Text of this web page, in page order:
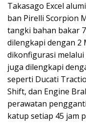
Takasago Excel
ban Pirelli Scorpion
tangki bahan bakar
dilengkapi dengan 2
dikonfigurasi melalui
juga dilengkapi
seperti Ducati
Shift, dan Engine
perawatan
katup setiap 45 jam